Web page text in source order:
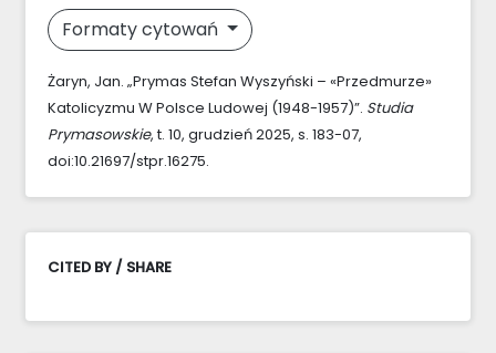
Formaty cytowań
Żaryn, Jan. „Prymas Stefan Wyszyński – «Przedmurze»
Katolicyzmu W Polsce Ludowej (1948-1957)”. Studia
Prymasowskie, t. 10, grudzień 2025, s. 183-07,
doi:10.21697/stpr.16275.
CITED BY / SHARE